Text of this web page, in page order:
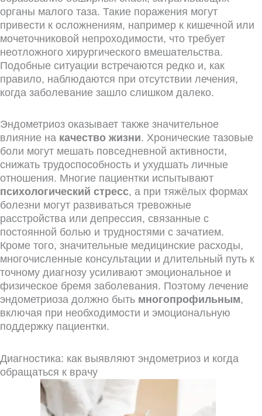
органы малого таза. Такие поражения могут
привести к осложнениям, например к кишечной или
мочеточниковой непроходимости, что требует
неотложного хирургического вмешательства.
Подобные ситуации встречаются редко и, как
правило, наблюдаются при отсутствии лечения,
когда заболевание зашло слишком далеко.
Эндометриоз оказывает также значительное
влияние на качество жизни. Хронические тазовые
боли могут мешать повседневной активности,
снижать трудоспособность и ухудшать личные
отношения. Многие пациентки испытывают
психологический стресс, а при тяжёлых формах
болезни могут развиваться тревожные
расстройства или депрессия, связанные с
постоянной болью и трудностями с зачатием.
Кроме того, значительные медицинские расходы,
многочисленные консультации и длительный путь к
точному диагнозу усиливают эмоциональное и
физическое бремя заболевания. Поэтому лечение
эндометриоза должно быть многопрофильным,
включая при необходимости и эмоциональную
поддержку пациентки.
Диагностика: как выявляют эндометриоз и когда
обращаться к врачу